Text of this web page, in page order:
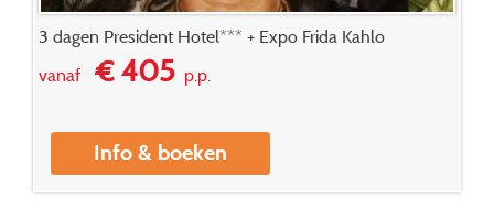
3 dagen President Hotel*** + Expo Frida Kahlo
vanaf€ 405p.p.
Info & boeken